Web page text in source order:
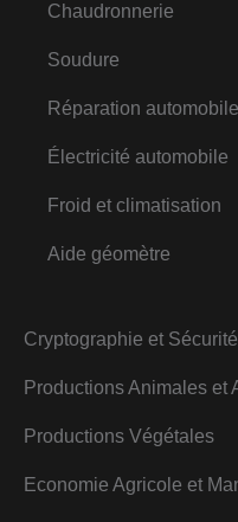
Chaudronnerie
Soudure
Réparation automobile
Électricité automobile
Froid et climatisation
Aide géomètre
Cryptographie et Sécurité
Productions Animales et
Productions Végétales
Economie Agricole et